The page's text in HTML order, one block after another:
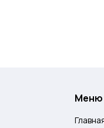
Меню